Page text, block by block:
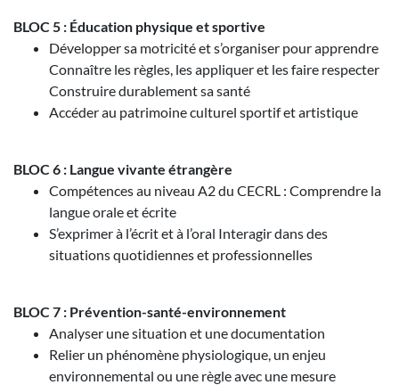
BLOC 5 : Éducation physique et sportive
Développer sa motricité et s’organiser pour apprendre
Connaître les règles, les appliquer et les faire respecter
Construire durablement sa santé
Accéder au patrimoine culturel sportif et artistique
BLOC 6 : Langue vivante étrangère
Compétences au niveau A2 du CECRL : Comprendre la
langue orale et écrite
S’exprimer à l’écrit et à l’oral Interagir dans des
situations quotidiennes et professionnelles
BLOC 7 : Prévention-santé-environnement
Analyser une situation et une documentation
Relier un phénomène physiologique, un enjeu
environnemental ou une règle avec une mesure